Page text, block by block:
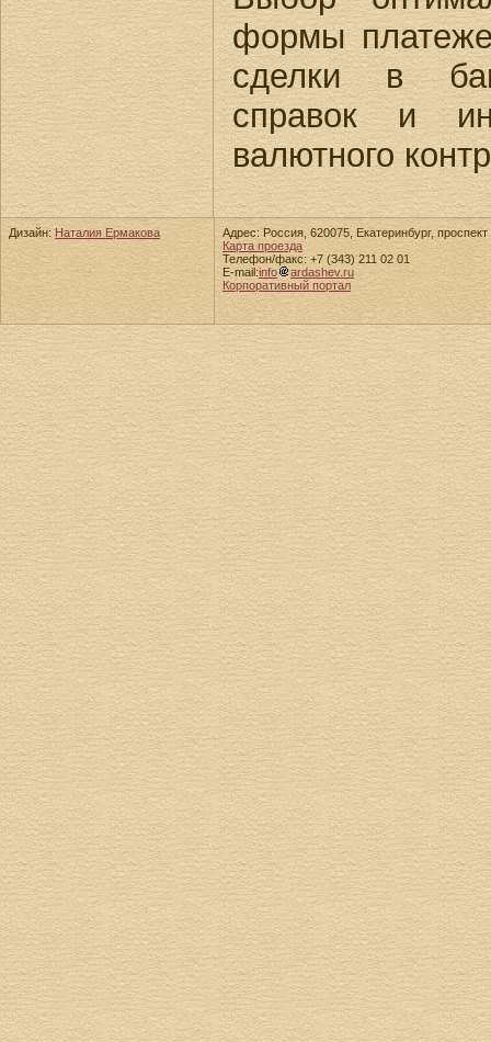
формы
сделки в
справок и
валютного
Дизайн: Наталия Ермакова
Адрес: Россия, 620075, Екатеринбург,
Карта проезда
Телефон/факс: +7 (343) 211 02 01
E-mail:info
ardashev.ru
Корпоративный портал